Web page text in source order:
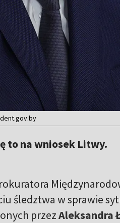
to na wniosek Litwy.
śledztwa w sprawie
przezAleksandra